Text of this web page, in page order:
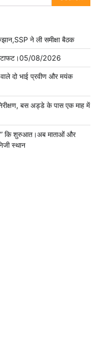
ने ली समीक्षा बैठक
08/2026
दो भाई प्रवीण और मयंक
निरीक्षण, बस अड्डे के पास एक माह में
कि शुरुआत।अब माताओं और
स्थान